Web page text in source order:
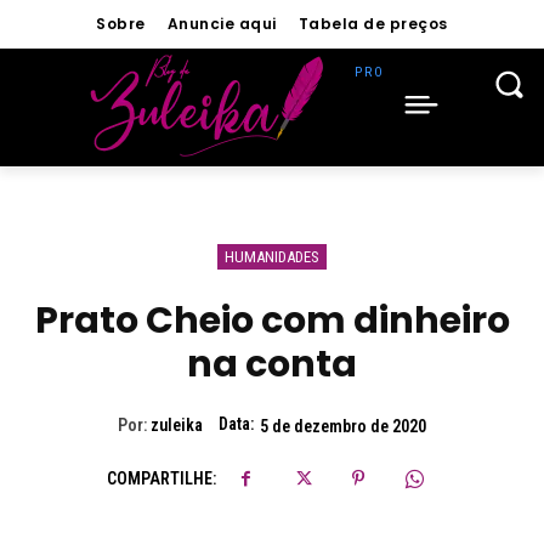
Sobre Anuncie aqui Tabela de preços
HUMANIDADES
Prato Cheio com dinheiro
na conta
Por: zuleika Data: 5 de dezembro de 2020
COMPARTILHE: